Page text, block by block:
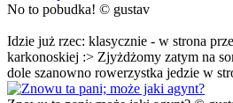
No to pobudka! © gustav
Idzie już rzec: klasycznie - w strona
karkonoskiej :> Zjyżdżomy zatym na
dole szanowno rowerzystka jedzie w